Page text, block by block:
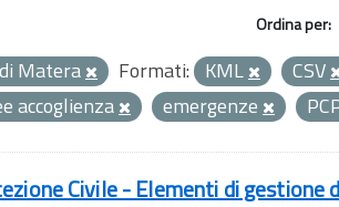
Ordina per
Matera Formati: KML CSV
accoglienza emergenze
Civile - Elementi di gestione